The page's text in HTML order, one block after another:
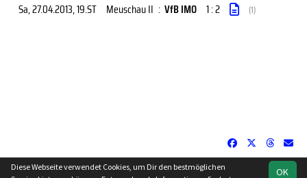
Sa, 27.04.2013, 19.ST Meuschau II : VfB IMO 1 : 2 (1)
soccero.de OK
Diese Webseite verwendet Cookies, um Dir den bestmöglichen